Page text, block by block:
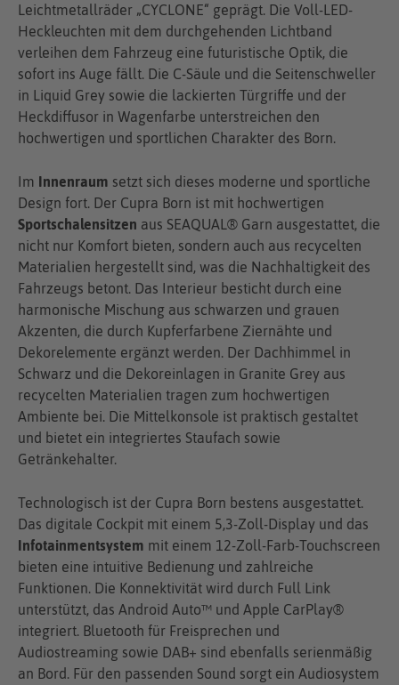
Leichtmetallräder „CYCLONE“ geprägt. Die Voll-LED-
Heckleuchten mit dem durchgehenden Lichtband
verleihen dem Fahrzeug eine futuristische Optik, die
sofort ins Auge fällt. Die C-Säule und die Seitenschweller
in Liquid Grey sowie die lackierten Türgriffe und der
Heckdiffusor in Wagenfarbe unterstreichen den
hochwertigen und sportlichen Charakter des Born.
Im Innenraum setzt sich dieses moderne und sportliche
Design fort. Der Cupra Born ist mit hochwertigen
Sportschalensitzen aus SEAQUAL® Garn ausgestattet, die
nicht nur Komfort bieten, sondern auch aus recycelten
Materialien hergestellt sind, was die Nachhaltigkeit des
Fahrzeugs betont. Das Interieur besticht durch eine
harmonische Mischung aus schwarzen und grauen
Akzenten, die durch Kupferfarbene Ziernähte und
Dekorelemente ergänzt werden. Der Dachhimmel in
Schwarz und die Dekoreinlagen in Granite Grey aus
recycelten Materialien tragen zum hochwertigen
Ambiente bei. Die Mittelkonsole ist praktisch gestaltet
und bietet ein integriertes Staufach sowie
Getränkehalter.
Technologisch ist der Cupra Born bestens ausgestattet.
Das digitale Cockpit mit einem 5,3-Zoll-Display und das
Infotainmentsystem mit einem 12-Zoll-Farb-Touchscreen
bieten eine intuitive Bedienung und zahlreiche
Funktionen. Die Konnektivität wird durch Full Link
unterstützt, das Android Auto™ und Apple CarPlay®
integriert. Bluetooth für Freisprechen und
Audiostreaming sowie DAB+ sind ebenfalls serienmäßig
an Bord. Für den passenden Sound sorgt ein Audiosystem